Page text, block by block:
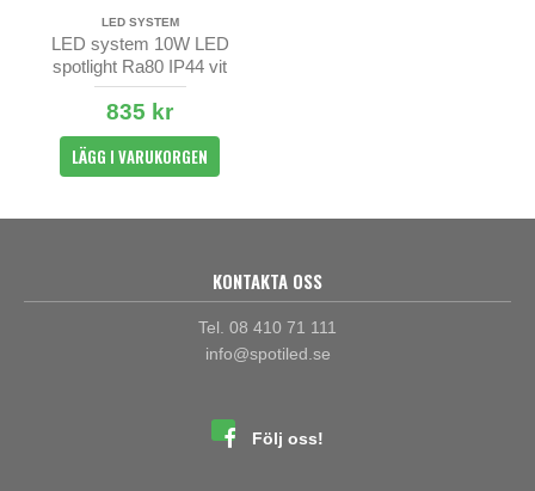
LED SYSTEM
LED system 10W LED
spotlight Ra80 IP44 vit
supertunn endast 27mm djup
835 kr
LÄGG I VARUKORGEN
KONTAKTA OSS
Tel. 08 410 71 111
info@spotiled.se
Följ oss!